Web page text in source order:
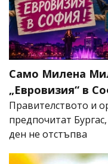
Само Милена
„Евровизия“ в
Правителството и
предпочитат
ден не отстъпва